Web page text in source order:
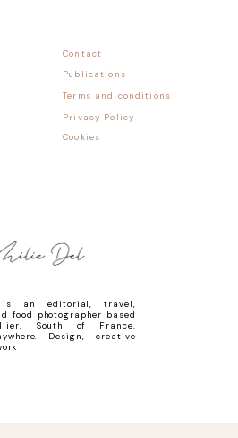
Contact
Publications
an editorial, travel,
food photographer based
South of France.
Design, creative
Terms and conditions
Privacy Policy
Cookies